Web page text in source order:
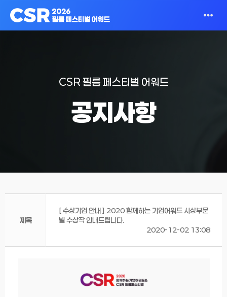
CSR 필름 페스티벌 어워드
공지사항
제목
[ 수상기업 안내 ] 2020 함께하는 기업어워드 시상부문
별 수상작 안내드립니다.
2020-12-02 13:08